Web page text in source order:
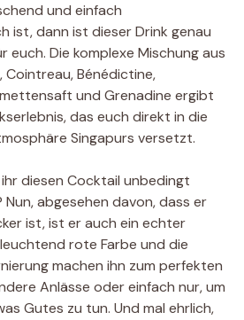
und einfach
ist, dann ist dieser Drink genau
euch. Die komplexe Mischung aus
Cointreau, Bénédictine,
und Grenadine ergibt
das euch direkt in die
Singapurs versetzt.
diesen Cocktail unbedingt
abgesehen davon, dass er
ist, ist er auch ein echter
leuchtend rote Farbe und die
machen ihn zum perfekten
Anlässe oder einfach nur, um
Gutes zu tun. Und mal ehrlich,